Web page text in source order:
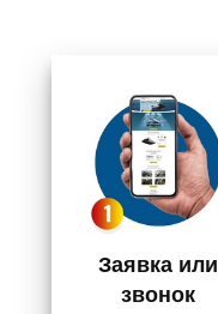
Заявка или
звонок